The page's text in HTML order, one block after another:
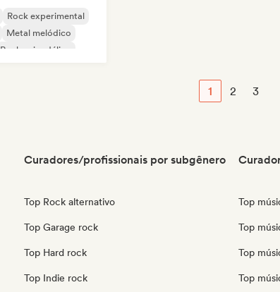
Rock experimental
Metal melódico
Rock psicodélico
1 2 3
Curadores/profissionais por subgênero
Top Rock alternativo
Top Garage rock
Top Hard rock
Top Indie rock
Top
Top
Top
Top